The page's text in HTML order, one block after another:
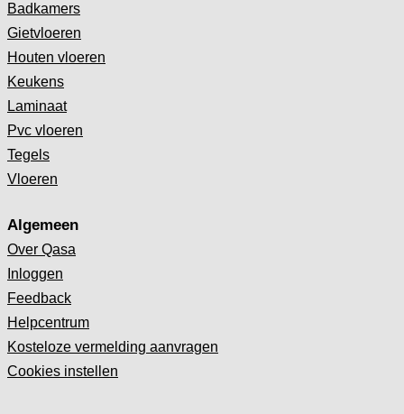
Badkamers
Gietvloeren
Houten vloeren
Keukens
Laminaat
Pvc vloeren
Tegels
Vloeren
Algemeen
Over Qasa
Inloggen
Feedback
Helpcentrum
Kosteloze vermelding aanvragen
Cookies instellen